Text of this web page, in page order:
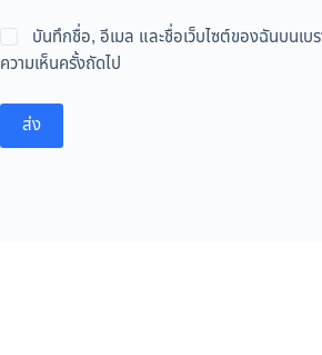
บันทึกชื่อ, อีเมล และชื่อเว็บไซต์ของฉันบนเบ
ความเห็นครั้งถัดไป
ส่ง